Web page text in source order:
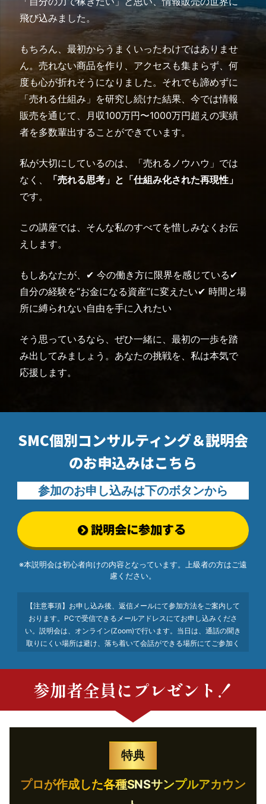
飛び込みました。
もちろん、最初からうまくいったわけではありませ
ん。売れない商品を作り、アクセスも集まらず、何
度も心が折れそうになりました。それでも諦めずに
「売れる仕組み」を研究し続けた結果、今では情報
販売を通じて、月収100万円〜1000万円超えの実績
者を多数輩出することができています。
私が大切にしているのは、「売れるノウハウ」では
なく、「売れる思考」と「仕組み化された再現性」
です。
この講座では、そんな私のすべてを惜しみなくお伝
えします。
もしあなたが、 ✔ 今の働き方に限界を感じている✔
自分の経験を“お金になる資産”に変えたい✔ 時間と場
所に縛られない自由を手に入れたい
そう思っているなら、ぜひ一緒に、最初の一歩を踏
み出してみましょう。 あなたの挑戦を、私は本気で
応援します。
SMC個別コンサルティング＆説明会
のお申込みはこちら
参加のお申し込みは下のボタンから
説明会に参加する
※本説明会は初心者向けの内容となっています。
上級者の方はご遠
慮ください。
【注意事項】お申し込み後、返信メールにて参加方法をご案内して
おります。PCで受信できるメールアドレスにてお申し込みくださ
い。説明会は、オンライン(Zoom)で行います。当日は、通話の聞き
取りにくい場所は避け、落ち着いて会話ができる場所にてご参加く
参加者全員にプレゼント！
特典
プロが作成した各種SNSサンプルアカウン